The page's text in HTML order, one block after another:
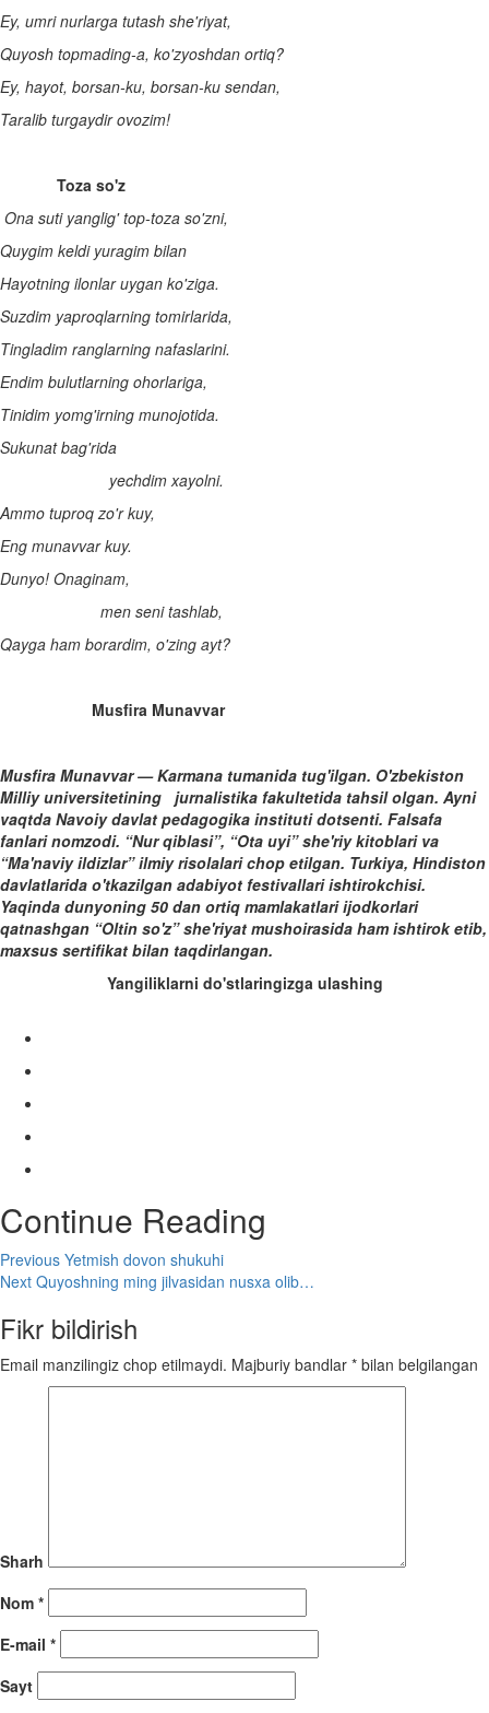
Ey, umri nurlarga tutash she'riyat,
Quyosh topmading-a, ko'zyoshdan ortiq?
Ey, hayot, borsan-ku, borsan-ku sendan,
Taralib turgaydir ovozim!
Toza so'z
Ona suti yanglig' top-toza so'zni,
Quygim keldi yuragim bilan
Hayotning ilonlar uygan ko'ziga.
Suzdim yaproqlarning tomirlarida,
Tingladim ranglarning nafaslarini.
Endim bulutlarning ohorlariga,
Tinidim yomg'irning munojotida.
Sukunat bag'rida
yechdim xayolni.
Ammo tuproq zo'r kuy,
Eng munavvar kuy.
Dunyo! Onaginam,
men seni tashlab,
Qayga ham borardim, o'zing ayt?
Musfira Munavvar
Musfira Munavvar — Karmana tumanida tug'ilgan. O'zbekis­ton
Milliy universitetining jurnalistika fakultetida tahsil olgan. Ayni
vaqtda Navoiy davlat pedagogika instituti dotsenti. Falsafa
fanlari nomzodi. “Nur qiblasi”, “Ota uyi” she'riy kitoblari va
“Ma'naviy ildizlar” ilmiy risolalari chop etilgan. Turkiya, Hin­diston
davlatlarida o'tkazilgan adabiyot festivallari ishtirokchisi.
Yaqinda dunyoning 50 dan ortiq mamlakatlari ijodkorlari
qatnashgan “Oltin so'z” she'riyat mushoirasida ham ishtirok etib,
maxsus sertifikat bilan taqdirlangan.
Yangiliklarni do'stlaringizga ulashing
Continue Reading
Previous Yetmish dovon shukuhi
Next Quyoshning ming jilvasidan nusxa olib…
Fikr bildirish
Email manzilingiz chop etilmaydi. Majburiy bandlar * bilan belgilangan
Sharh
Nom *
E-mail *
Sayt